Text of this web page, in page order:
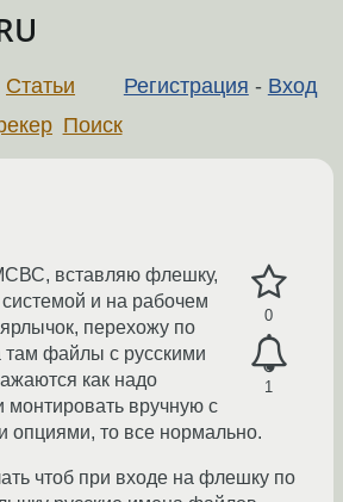
Регистрация - Вход
Статьи
Поиск
0
1
вставляю флешку,
и на рабочем
перехожу по
файлы с русскими
как надо
монтировать вручную с
опциями, то все нормально.
чтоб при входе на флешку по